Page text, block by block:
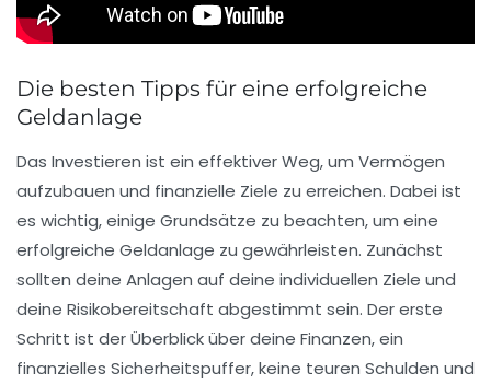
Die besten Tipps für eine erfolgreiche
Geldanlage
Das Investieren ist ein effektiver Weg, um Vermögen
aufzubauen und finanzielle Ziele zu erreichen. Dabei ist
es wichtig, einige Grundsätze zu beachten, um eine
erfolgreiche Geldanlage zu gewährleisten. Zunächst
sollten deine Anlagen auf deine individuellen Ziele und
deine Risikobereitschaft abgestimmt sein. Der erste
Schritt ist der Überblick über deine Finanzen, ein
finanzielles Sicherheitspuffer, keine teuren Schulden und